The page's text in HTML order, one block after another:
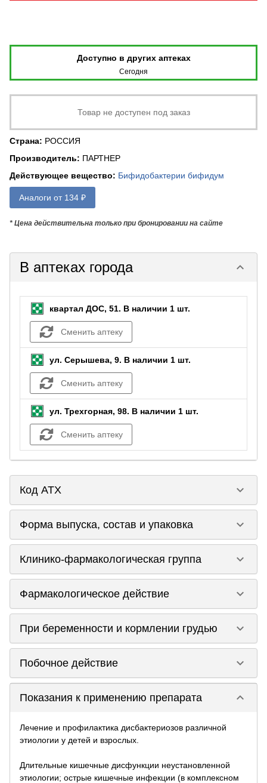
Доступно в других аптеках
Сегодня
Товар не доступен под заказ
Страна: РОССИЯ
Производитель: ПАРТНЕР
Действующее вещество: Бифидобактерии бифидум
Аналоги от 134 ₽
* Цена действительна только при бронировании на сайте
В аптеках города keyboard_arrow_down
квартал ДОС, 51. В наличии 1 шт.
Сменить аптеку
ул. Серышева, 9. В наличии 1 шт.
Сменить аптеку
ул. Трехгорная, 98. В наличии 1 шт.
Сменить аптеку
Код ATX keyboard_arrow_down
Форма выпуска, состав и упаковка keyboard_arrow_down
Клинико-фармакологическая группа keyboard_arrow_down
Фармакологическое действие keyboard_arrow_down
При беременности и кормлении грудью keyboard_arrow_down
Побочное действие keyboard_arrow_down
Показания к применению препарата keyboard_arrow_down
Лечение и профилактика дисбактериозов различной
этиологии у детей и взрослых.
Длительные кишечные дисфункции неустановленной
этиологии; острые кишечные инфекции (в комплексном